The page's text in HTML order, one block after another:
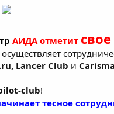
АИДА отметит свое
Lancer Club и
club!
тесное